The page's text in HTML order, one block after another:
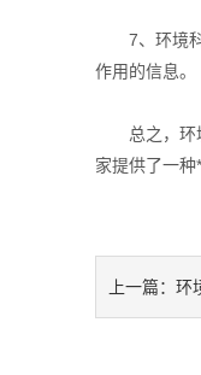
7、环境科
作用的信息。
总之，环境
家提供了一种
上一篇： 环